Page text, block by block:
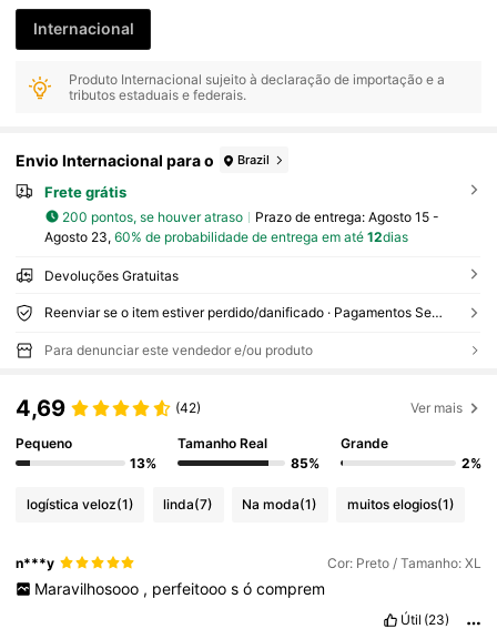
Internacional
Produto Internacional sujeito à declaração de importação e a
tributos estaduais e federais.
Envio Internacional para o Brazil
Frete grátis
200 pontos, se houver atraso Prazo de entrega: Agosto 15 -
Agosto 23, 60% de probabilidade de entrega em até 12dias
Devoluções Gratuitas
Reenviar se o item estiver perdido/danificado · Pagamentos Seguros · Proteção de privacidade
Para denunciar este vendedor e/ou produto
4,69 (42) Ver mais
Pequeno
13%
Tamanho Real
85%
Grande
2%
logística veloz(1) linda(7) Na moda(1) muitos elogios(1)
n***y Cor: Preto / Tamanho: XL
Maravilhosooo , perfeitooo s ó comprem
Útil (23)